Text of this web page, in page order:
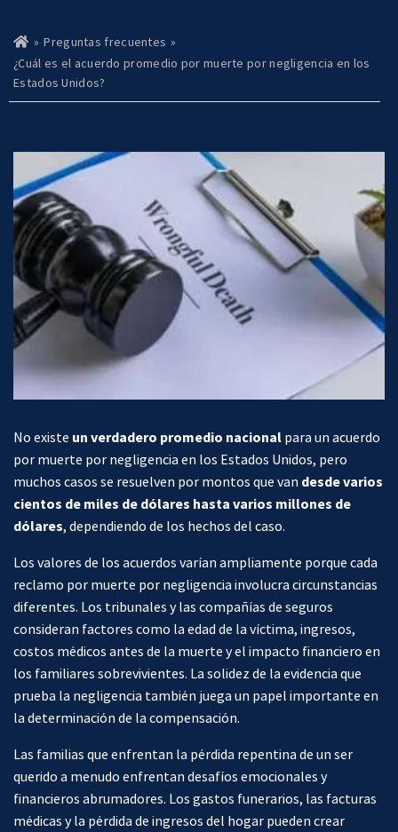
Ho
m
e
» Preguntas frecuentes »
¿Cuál es el acuerdo promedio por muerte por negligencia en los
Estados Unidos?
No existe un verdadero promedio nacional para un acuerdo
por muerte por negligencia en los Estados Unidos, pero
muchos casos se resuelven por montos que van desde varios
cientos de miles de dólares hasta varios millones de
dólares, dependiendo de los hechos del caso.
Los valores de los acuerdos varían ampliamente porque cada
reclamo por muerte por negligencia involucra circunstancias
diferentes. Los tribunales y las compañías de seguros
consideran factores como la edad de la víctima, ingresos,
costos médicos antes de la muerte y el impacto financiero en
los familiares sobrevivientes. La solidez de la evidencia que
prueba la negligencia también juega un papel importante en
la determinación de la compensación.
Las familias que enfrentan la pérdida repentina de un ser
querido a menudo enfrentan desafíos emocionales y
financieros abrumadores. Los gastos funerarios, las facturas
médicas y la pérdida de ingresos del hogar pueden crear